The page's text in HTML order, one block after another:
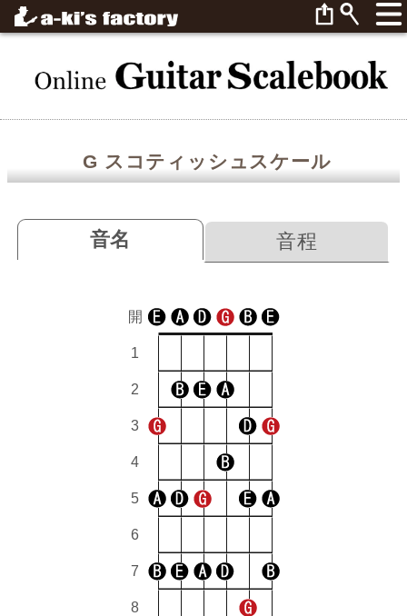
G スコティッシュスケール
音名 音程
開
1
2
3
4
5
6
7
8